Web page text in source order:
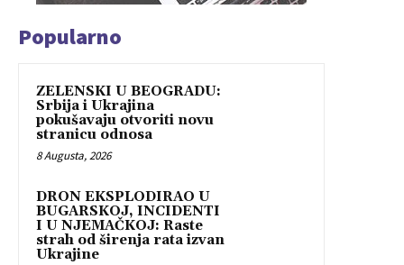
Popularno
ZELENSKI U BEOGRADU:
Srbija i Ukrajina
pokušavaju otvoriti novu
stranicu odnosa
8 Augusta, 2026
DRON EKSPLODIRAO U
BUGARSKOJ, INCIDENTI
I U NJEMAČKOJ: Raste
strah od širenja rata izvan
Ukrajine